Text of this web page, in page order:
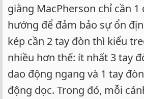
giằng MacPherson chỉ cần 1
hướng để đảm bảo sự ổn
kép cần 2 tay đòn thì kiểu
nhiều hơn thế: ít nhất 3 tay
dao động ngang và 1 tay
động dọc. Trong đó, mỗi